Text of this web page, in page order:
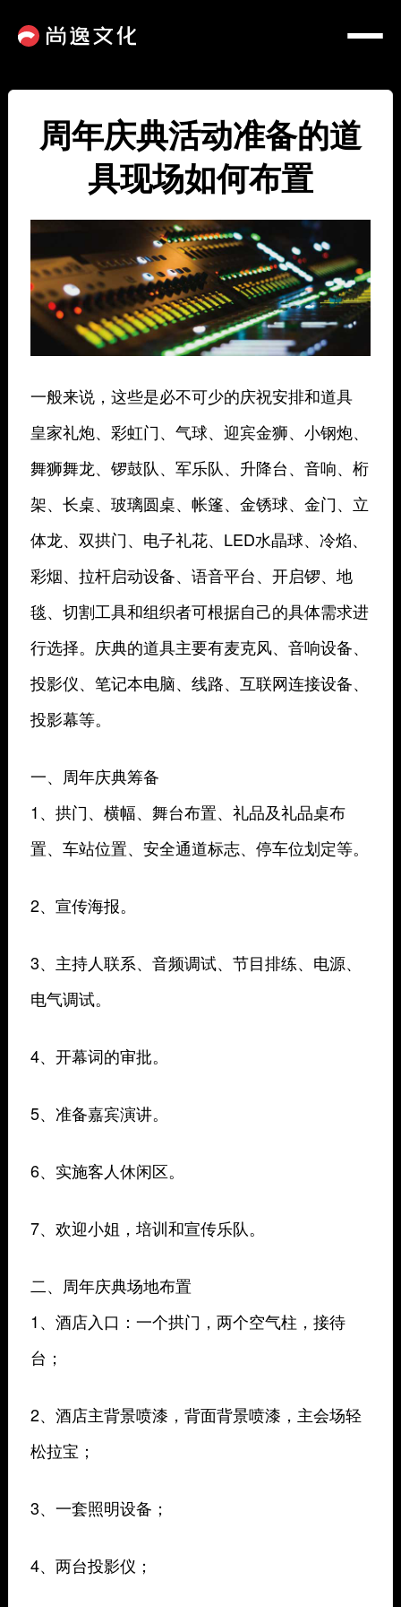
周年庆典活动准备的道
具现场如何布置
一般来说，这些是必不可少的庆祝安排和道具
皇家礼炮、彩虹门、气球、迎宾金狮、小钢炮、
舞狮舞龙、锣鼓队、军乐队、升降台、音响、桁
架、长桌、玻璃圆桌、帐篷、金锈球、金门、立
体龙、双拱门、电子礼花、LED水晶球、冷焰、
彩烟、拉杆启动设备、语音平台、开启锣、地
毯、切割工具和组织者可根据自己的具体需求进
行选择。庆典的道具主要有麦克风、音响设备、
投影仪、笔记本电脑、线路、互联网连接设备、
投影幕等。
一、周年庆典筹备
1、拱门、横幅、舞台布置、礼品及礼品桌布
置、车站位置、安全通道标志、停车位划定等。
2、宣传海报。
3、主持人联系、音频调试、节目排练、电源、
电气调试。
4、开幕词的审批。
5、准备嘉宾演讲。
6、实施客人休闲区。
7、欢迎小姐，培训和宣传乐队。
二、周年庆典场地布置
1、酒店入口：一个拱门，两个空气柱，接待
台；
2、酒店主背景喷漆，背面背景喷漆，主会场轻
松拉宝；
3、一套照明设备；
4、两台投影仪；